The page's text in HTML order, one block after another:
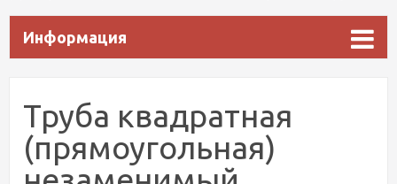
Информация
Труба квадратная
(прямоугольная)